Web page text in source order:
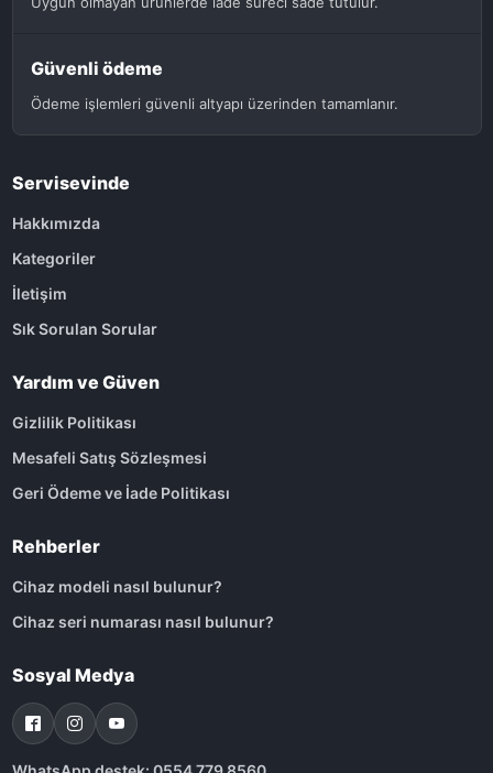
Güvenli ödeme
Ödeme işlemleri güvenli altyapı üzerinden tamamlanır.
Servisevinde
Hakkımızda
Kategoriler
İletişim
Sık Sorulan Sorular
Yardım ve Güven
Gizlilik Politikası
Mesafeli Satış Sözleşmesi
Geri Ödeme ve İade Politikası
Rehberler
Cihaz modeli nasıl bulunur?
Cihaz seri numarası nasıl bulunur?
Sosyal Medya